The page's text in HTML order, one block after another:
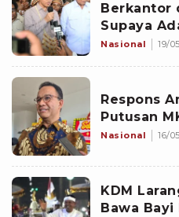
Berkantor
Supaya
Nasional 19/
Respons
Putusan
Nasional 16/
KDM
Bawa Bayi